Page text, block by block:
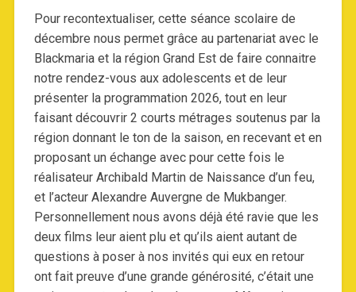
Pour recontextualiser, cette séance scolaire de
décembre nous permet grâce au partenariat avec le
Blackmaria et la région Grand Est de faire connaitre
notre rendez-vous aux adolescents et de leur
présenter la programmation 2026, tout en leur
faisant découvrir 2 courts métrages soutenus par la
région donnant le ton de la saison, en recevant et en
proposant un échange avec pour cette fois le
réalisateur Archibald Martin de Naissance d’un feu,
et l’acteur Alexandre Auvergne de Mukbanger.
Personnellement nous avons déjà été ravie que les
deux films leur aient plu et qu’ils aient autant de
questions à poser à nos invités qui eux en retour
ont fait preuve d’une grande générosité, c’était une